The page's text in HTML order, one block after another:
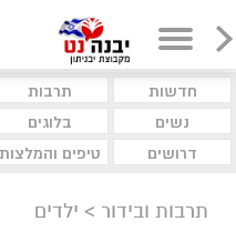
חדשות תרבות
נשים
בלוגים
דרושים
טיפים והמלצות
תרבות ובידור > ילדים